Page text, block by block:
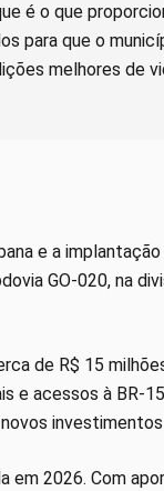
é o que
para que o
melhores de
e a
GO-020, na
de R$ 15
e acessos à BR-
em 2026. Com